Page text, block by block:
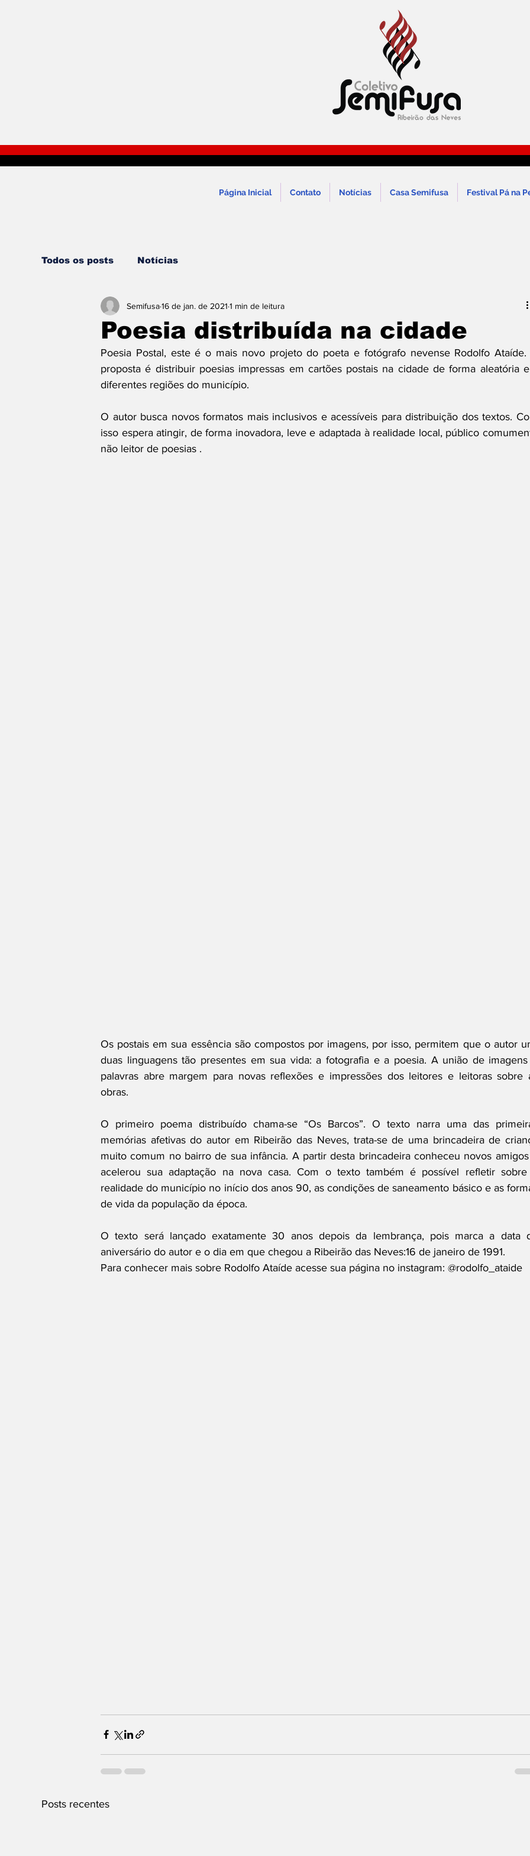
Página Inicial Contato Notícias Casa Semifusa Festival Pá na
Todos os posts Notícias
Poesia distribuída na cidade
Semifusa16 de jan. de 2021 1 min de leitura
Poesia Postal, este é o mais novo projeto do poeta e fotógrafo nevense Rodolfo Ataíde.
proposta é distribuir poesias impressas em cartões postais na cidade de forma aleatória
diferentes regiões do município.
O autor busca novos formatos mais inclusivos e acessíveis para distribuição dos textos.
isso espera atingir, de forma inovadora, leve e adaptada à realidade local, público
não leitor de poesias .
Os postais em sua essência são compostos por imagens, por isso, permitem que o autor
duas linguagens tão presentes em sua vida: a fotografia e a poesia. A união de
palavras abre margem para novas reflexões e impressões dos leitores e leitoras sobre
obras.
O primeiro poema distribuído chama-se “Os Barcos”. O texto narra uma das
memórias afetivas do autor em Ribeirão das Neves, trata-se de uma brincadeira de
muito comum no bairro de sua infância. A partir desta brincadeira conheceu novos
acelerou sua adaptação na nova casa. Com o texto também é possível refletir
realidade do município no início dos anos 90, as condições de saneamento básico e as
de vida da população da época.
O texto será lançado exatamente 30 anos depois da lembrança, pois marca a data
aniversário do autor e o dia em que chegou a Ribeirão das Neves:16 de janeiro de 1991.
Para conhecer mais sobre Rodolfo Ataíde acesse sua página no instagram: @rodolfo_ataide
Posts recentes